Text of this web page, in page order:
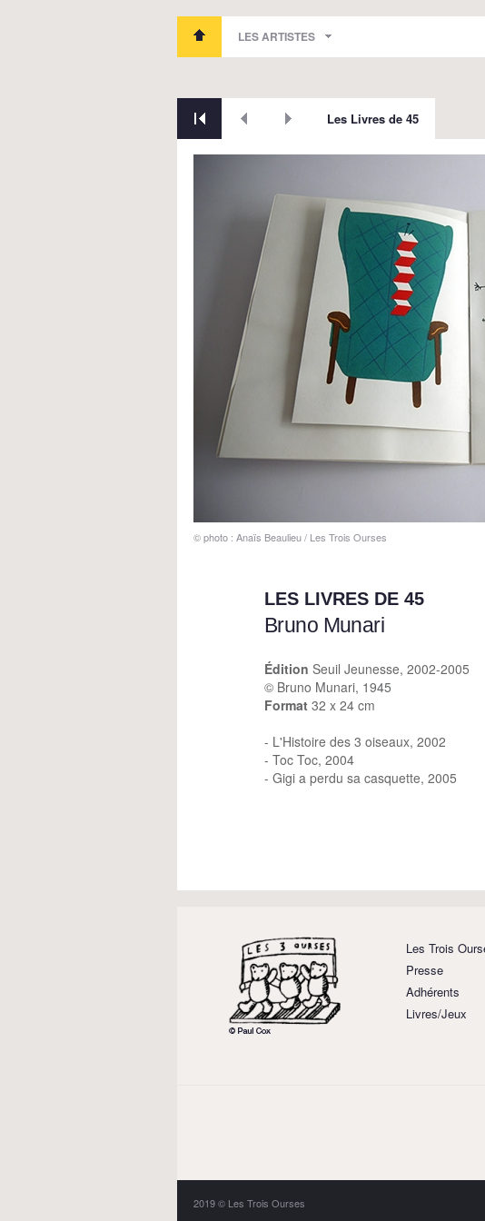
LES ARTISTES
Les Livres de 45
© photo : Anaïs Beaulieu / Les Trois Ourses
LES LIVRES DE 45
Bruno Munari
Édition Seuil Jeunesse, 2002-2005
© Bruno Munari, 1945
Format 32 x 24 cm
- L'Histoire des 3 oiseaux, 2002
- Toc Toc, 2004
- Gigi a perdu sa casquette, 2005
Les Trois
Presse
Adhérents
Livres/Jeux
2019 © Les Trois Ourses